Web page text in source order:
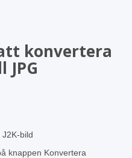
konvertera
JPG
bild
knappen Konvertera